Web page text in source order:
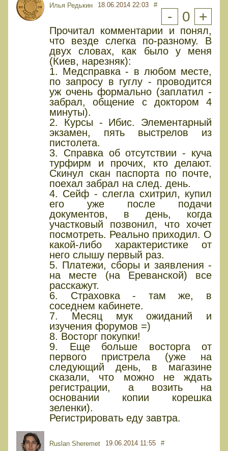
Илья Редькин 18.06.2014 22:03 #
- 0 +
Прочитал комментарии и понял,
что везде слегка по-разному. В
двух словах, как было у меня
(Киев, нарезняк):
1. Медсправка - в любом месте,
по запросу в гуглу - проводится
уж очень формально (заплатил -
забрал, общение с доктором 4
минуты).
2. Курсы - Ибис. Элементарный
экзамен, пять выстрелов из
пистолета.
3. Справка об отсутствии - куча
турфирм и прочих, кто делают.
Скинул скан паспорта по почте,
поехал забрал на след. день.
4. Сейф - слегла схитрил, купил
его уже после подачи
документов, в день, когда
участковый позвонил, что хочет
посмотреть. Реально приходил. О
какой-либо характеристике от
него слышу первый раз.
5. Платежи, сборы и заявления -
на месте (на Ереванской) все
расскажут.
6. Страховка - там же, в
соседнем кабинете.
7. Месяц мук ожиданий и
изучения форумов =)
8. Восторг покупки!
9. Еще больше восторга от
первого пристрела (уже на
следующий день, в магазине
сказали, что можно не ждать
регистрации, а возить на
основании копии корешка
зеленки).
Регистрировать еду завтра.
Ruslan Sheremet 19.06.2014 11:55 #